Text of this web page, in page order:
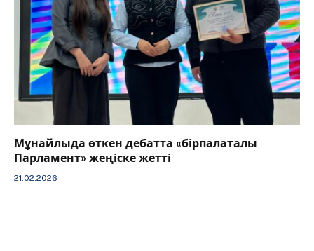
Мұнайлыда өткен дебатта «бірпалаталы
Парламент» жеңіске жетті
21.02.2026